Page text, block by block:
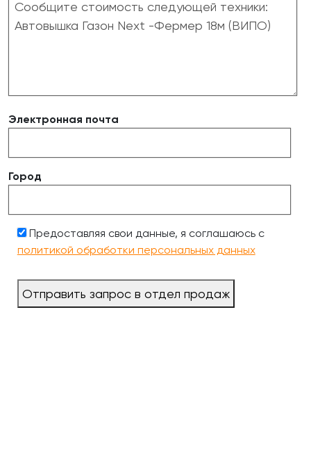
Электронная почта
Город
Предоставляя свои данные, я соглашаюсь с
политикой обработки персональных данных
Отправить запрос в отдел продаж